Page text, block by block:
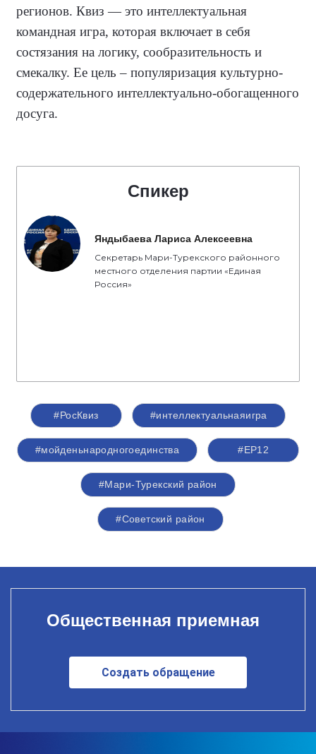
регионов. Квиз — это интеллектуальная
командная игра, которая включает в себя
состязания на логику, сообразительность и
смекалку. Ее цель – популяризация культурно-
содержательного интеллектуально-обогащенного
досуга.
Спикер
Яндыбаева Лариса Алексеевна
Секретарь Мари-Турекского районного
местного отделения партии «Единая
Россия»
#РосКвиз #интеллектуальнаяигра
#мойденьнародногоединства #ЕР12
#Мари-Турекский район
#Советский район
Общественная приемная
Создать обращение